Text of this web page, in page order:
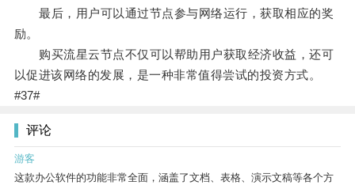
最后，用户可以通过节点参与网络运行，获取相应的奖
励。
购买流星云节点不仅可以帮助用户获取经济收益，还可
以促进该网络的发展，是一种非常值得尝试的投资方式。
#37#
评论
游客
这款办公软件的功能非常全面，涵盖了文档、表格、演示文稿等各个方